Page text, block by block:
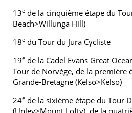
13e de la cinquième étape du
Beach>Willunga Hill)
18e du Tour du Jura Cycliste
19e de la Cadel Evans Great
Tour de Norvège, de la première
Grande-Bretagne (Kelso>Kelso)
24e de la sixième étape du Tour
(Unley>Mount Lofty), de la